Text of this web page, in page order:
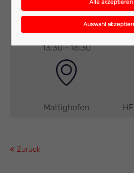
13:30 - 16:30
Mattighofen
Zurück